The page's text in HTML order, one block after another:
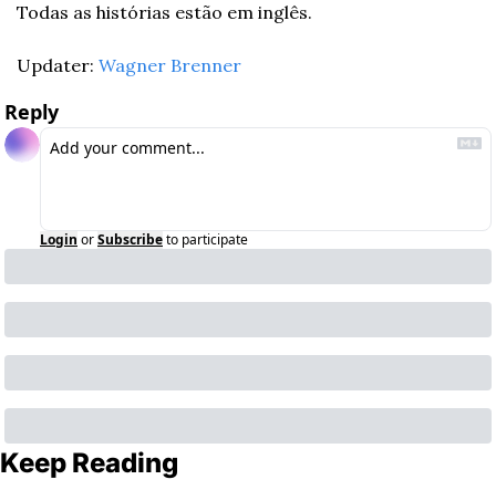
Todas as histórias estão em inglês.
Updater: Wagner Brenner
Reply
Login orSubscribeto participate
Keep Reading